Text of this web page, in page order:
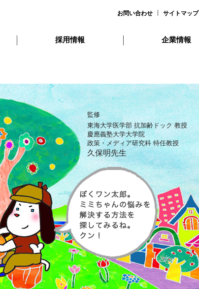
お問い合わせ サイトマップ
採用情報 企業情報